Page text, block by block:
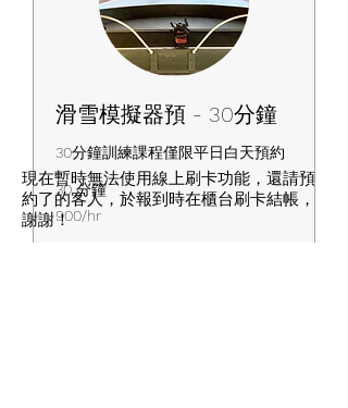
滑雪模擬器預 - 30分鐘
30分鐘訓練課程僅限平日白天預約
30 分鐘
900/hr
900/hr
​現在暫時無法使用線上刷卡功能，還請預
約了的客人，於報到時在櫃台刷卡結帳，
謝謝！